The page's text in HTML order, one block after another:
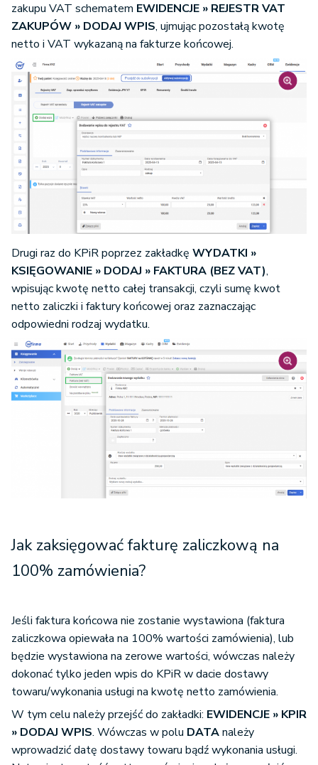
zakupu VAT schematem EWIDENCJE » REJESTR VAT
ZAKUPÓW » DODAJ WPIS, ujmując pozostałą kwotę
netto i VAT wykazaną na fakturze końcowej.
Drugi raz do KPiR poprzez zakładkę WYDATKI »
KSIĘGOWANIE » DODAJ » FAKTURA (BEZ VAT),
wpisując kwotę netto całej transakcji, czyli sumę kwot
netto zaliczki i faktury końcowej oraz zaznaczając
odpowiedni rodzaj wydatku.
Jak zaksięgować fakturę zaliczkową na
100% zamówienia?
Jeśli faktura końcowa nie zostanie wystawiona (faktura
zaliczkowa opiewała na 100% wartości zamówienia), lub
będzie wystawiona na zerowe wartości, wówczas należy
dokonać tylko jeden wpis do KPiR w dacie dostawy
towaru/wykonania usługi na kwotę netto zamówienia.
W tym celu należy przejść do zakładki: EWIDENCJE » KPIR
» DODAJ WPIS. Wówczas w polu DATAnależy
wprowadzić datę dostawy towaru bądź wykonania usługi.